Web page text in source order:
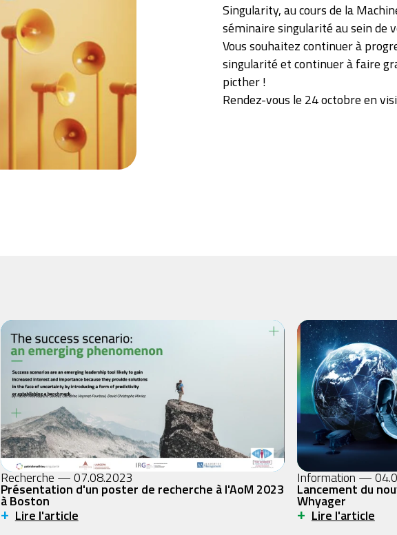
Singularity, au cours de la
séminaire singularité au sein de
Vous souhaitez continuer à
singularité et continuer à faire
picther !
Rendez-vous le 24 octobre en
Recherche — 07.08.2023
Présentation d'un poster de recherche à l'AoM 2023
à Boston
+ Lire l'article
Information —
Lancement du
Whyager
+ Lire l'article